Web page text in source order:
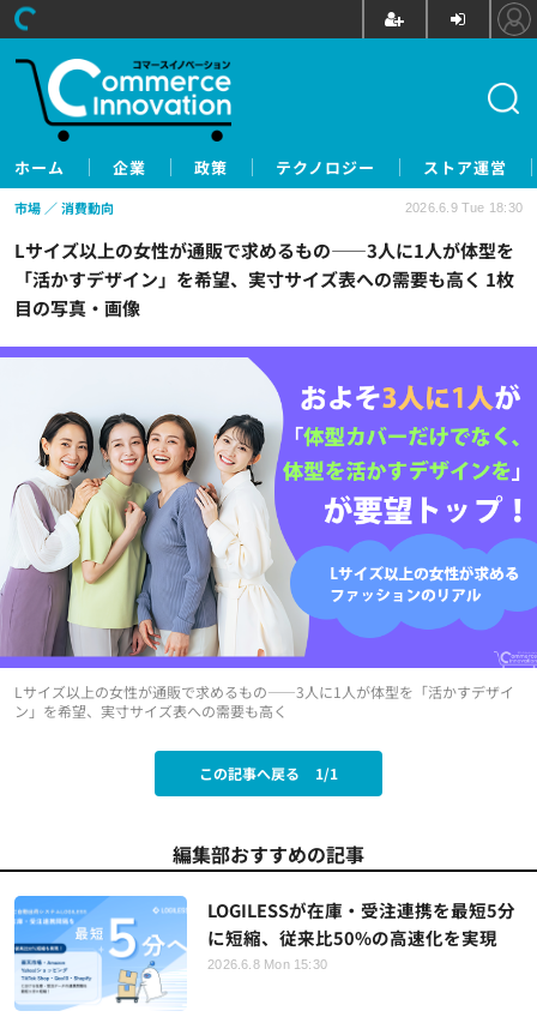
ホーム 企業 政策 テクノロジー ストア運営
Lサイズ以上の女性が通販で求めるもの——3人に1人が体型を
「活かすデザイン」を希望、実寸サイズ表への需要も高く 1枚
目の写真・画像
市場 消費動向 2026.6.9 Tue 18:30
Lサイズ以上の女性が通販で求めるもの——3人に1人が体型を「活かすデザイ
ン」を希望、実寸サイズ表への需要も高く
この記事へ戻る 1/1
編集部おすすめの記事
LOGILESSが在庫・受注連携を最短5分
に短縮、従来比50%の高速化を実現
2026.6.8 Mon 15:30